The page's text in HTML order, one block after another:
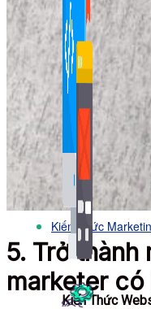
Kiến Thức
Xem thêm
Xem thêm
Bảng Giá
Thanh Toán
Kiến Thức
5. Trở
marketer